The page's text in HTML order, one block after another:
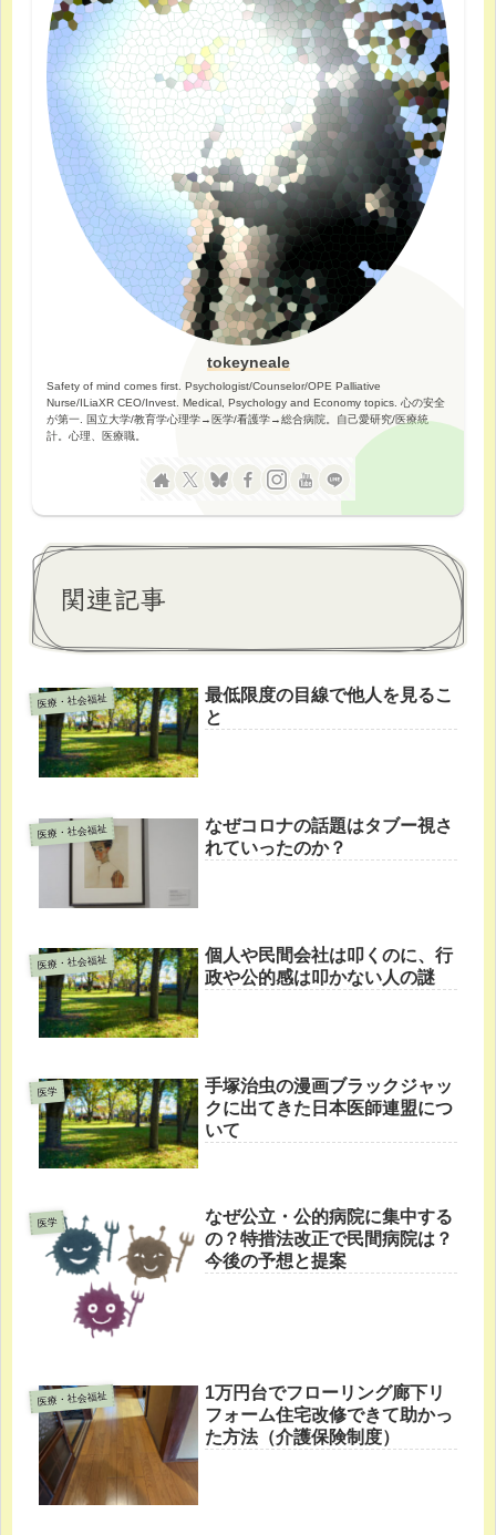
tokeyneale
Safety of mind comes first. Psychologist/Counselor/OPE Palliative
Nurse/ILiaXR CEO/Invest. Medical, Psychology and Economy topics. 心の安全
が第一. 国立大学/教育学心理学→医学/看護学→総合病院。自己愛研究/医療統
計。心理、医療職。
関連記事
医療・社会福祉
最低限度の目線で他人を見るこ
と
医療・社会福祉
なぜコロナの話題はタブー視さ
れていったのか？
医療・社会福祉
個人や民間会社は叩くのに、行
政や公的感は叩かない人の謎
医学
手塚治虫の漫画ブラックジャッ
クに出てきた日本医師連盟につ
いて
医学
なぜ公立・公的病院に集中する
の？特措法改正で民間病院は？
今後の予想と提案
医療・社会福祉
1万円台でフローリング廊下リ
フォーム住宅改修できて助かっ
た方法（介護保険制度）